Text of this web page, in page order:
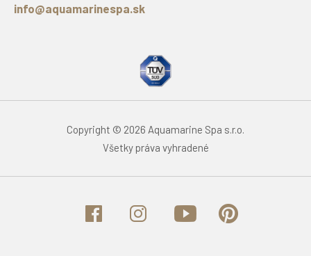
info@aquamarinespa.sk
Copyright © 2026 Aquamarine Spa s.r.o.
Všetky práva vyhradené